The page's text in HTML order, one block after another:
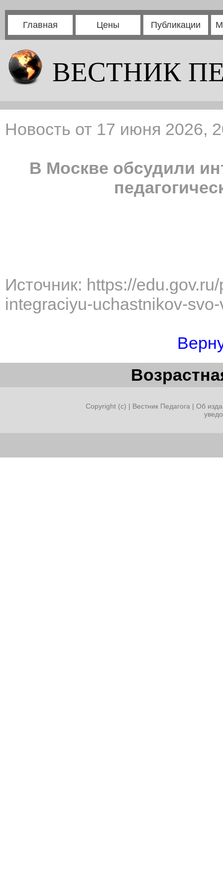
Главная Цены Публикации
ВЕСТНИК
Новость от 17 июня 2026,
В Москве обсудили
Источник: https://
integraciyu-uchastnikov-
Copyright (c) | Вестник Педагога | Об